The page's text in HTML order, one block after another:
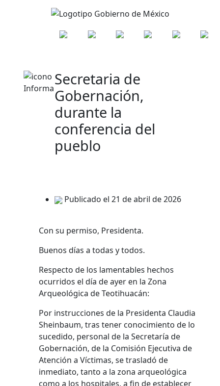
Secretaria de
Gobernación,
durante la
conferencia del
pueblo
Publicado el 21 de abril de 2026
Con su permiso, Presidenta.
Buenos días a todas y todos.
Respecto de los lamentables hechos
ocurridos el día de ayer en la Zona
Arqueológica de Teotihuacán:
Por instrucciones de la Presidenta Claudia
Sheinbaum, tras tener conocimiento de lo
sucedido, personal de la Secretaría de
Gobernación, de la Comisión Ejecutiva de
Atención a Víctimas, se trasladó de
inmediato, tanto a la zona arqueológica
como a los hospitales, a fin de establecer